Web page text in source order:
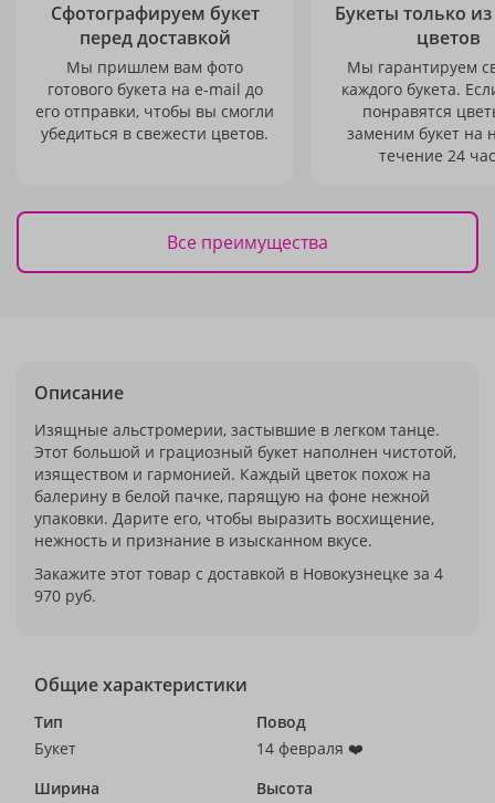
Сфотографируем букет
перед доставкой
Мы пришлем вам фото
готового букета на e-mail до
его отправки, чтобы вы смогли
убедиться в свежести цветов.
Букеты только
цветов
Мы гарантируем
каждого букета.
понравятся
заменим букет на
течение 24
Все преимущества
Описание
Изящные альстромерии, застывшие в легком танце.
Этот большой и грациозный букет наполнен чистотой,
изяществом и гармонией. Каждый цветок похож на
балерину в белой пачке, парящую на фоне нежной
упаковки. Дарите его, чтобы выразить восхищение,
нежность и признание в изысканном вкусе.
Закажите этот товар с доставкой в Новокузнецке за 4
970 руб.
Общие характеристики
Тип
Букет
Повод
14 февраля ❤️
Ширина
Высота